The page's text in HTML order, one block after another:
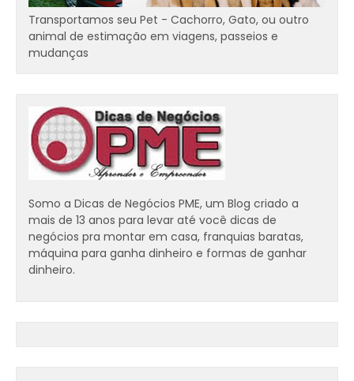
Transportamos seu Pet - Cachorro, Gato, ou outro
animal de estimação em viagens, passeios e
mudanças
Somo a Dicas de Negócios PME, um Blog criado a
mais de 13 anos para levar até você dicas de
negócios pra montar em casa, franquias baratas,
máquina para ganha dinheiro e formas de ganhar
dinheiro.